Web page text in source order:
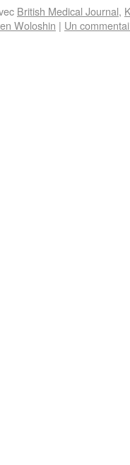
British Medical Journal,
Woloshin | Un